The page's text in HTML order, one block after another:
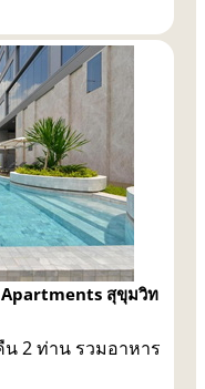
สุขุมวิท
น 2 ท่าน รวมอาหาร